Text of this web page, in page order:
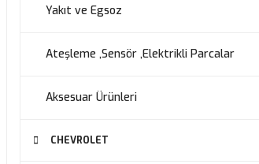
Yakıt ve Egsoz
Ateşleme ,Sensör ,Elektrikli Parcalar
Aksesuar Ürünleri
CHEVROLET